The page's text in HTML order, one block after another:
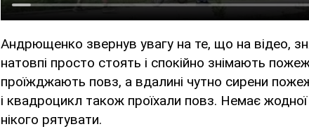
Андрющенко звернув увагу на те, що на відео,
натовпі просто стоять і спокійно знімають
проїжджають повз, а вдалині чутно сирени
і квадроцикл також проїхали повз. Немає
нікого рятувати.